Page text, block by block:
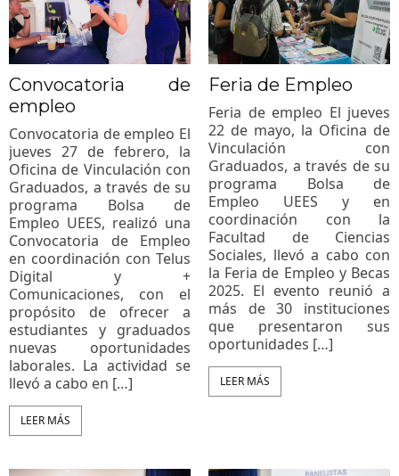
Convocatoria de
empleo
Convocatoria de empleo El
jueves 27 de febrero, la
Oficina de Vinculación con
Graduados, a través de su
programa Bolsa de
Empleo UEES, realizó una
Convocatoria de Empleo
en coordinación con Telus
Digital y +
Comunicaciones, con el
propósito de ofrecer a
estudiantes y graduados
nuevas oportunidades
laborales. La actividad se
llevó a cabo en […]
LEER MÁS
Feria de Empleo
Feria de empleo El jueves
22 de mayo, la Oficina de
Vinculación con
Graduados, a través de su
programa Bolsa de
Empleo UEES y en
coordinación con la
Facultad de Ciencias
Sociales, llevó a cabo con
la Feria de Empleo y Becas
2025. El evento reunió a
más de 30 instituciones
que presentaron sus
oportunidades […]
LEER MÁS